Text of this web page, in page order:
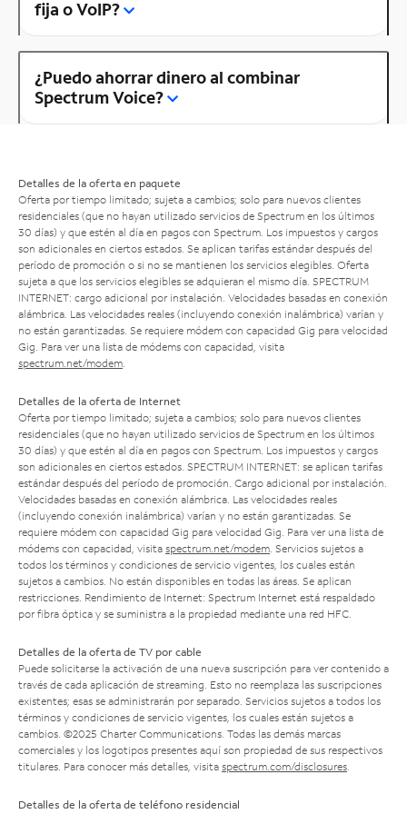
fija o VoIP?
¿Puedo ahorrar dinero al combinar
Spectrum Voice?
Detalles de la oferta en paquete
Oferta por tiempo limitado; sujeta a cambios; solo para nuevos clientes
residenciales (que no hayan utilizado servicios de Spectrum en los últimos
30 días) y que estén al día en pagos con Spectrum. Los impuestos y cargos
son adicionales en ciertos estados. Se aplican tarifas estándar después del
período de promoción o si no se mantienen los servicios elegibles. Oferta
sujeta a que los servicios elegibles se adquieran el mismo día. SPECTRUM
INTERNET: cargo adicional por instalación. Velocidades basadas en conexión
alámbrica. Las velocidades reales (incluyendo conexión inalámbrica) varían y
no están garantizadas. Se requiere módem con capacidad Gig para velocidad
Gig. Para ver una lista de módems con capacidad, visita
spectrum.net/modem
Detalles de la oferta de Internet
Oferta por tiempo limitado; sujeta a cambios; solo para nuevos clientes
residenciales (que no hayan utilizado servicios de Spectrum en los últimos
30 días) y que estén al día en pagos con Spectrum. Los impuestos y cargos
son adicionales en ciertos estados. SPECTRUM INTERNET: se aplican tarifas
estándar después del período de promoción. Cargo adicional por instalación.
Velocidades basadas en conexión alámbrica. Las velocidades reales
(incluyendo conexión inalámbrica) varían y no están garantizadas. Se
requiere módem con capacidad Gig para velocidad Gig. Para ver una lista de
módems con capacidad, visita spectrum.net/modem . Servicios sujetos a
todos los términos y condiciones de servicio vigentes, los cuales están
sujetos a cambios. No están disponibles en todas las áreas. Se aplican
restricciones. Rendimiento de Internet: Spectrum Internet está respaldado
por fibra óptica y se suministra a la propiedad mediante una red HFC.
Detalles de la oferta de TV por cable
Puede solicitarse la activación de una nueva suscripción para ver contenido a
través de cada aplicación de streaming. Esto no reemplaza las suscripciones
existentes; esas se administrarán por separado. Servicios sujetos a todos los
términos y condiciones de servicio vigentes, los cuales están sujetos a
cambios. ©2025 Charter Communications. Todas las demás marcas
comerciales y los logotipos presentes aquí son propiedad de sus respectivos
titulares. Para conocer más detalles, visita spectrum.com/disclosures
Detalles de la oferta de teléfono residencial